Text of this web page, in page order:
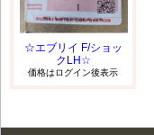
☆エブリイ F/ショッ
クLH☆
価格はログイン後表示